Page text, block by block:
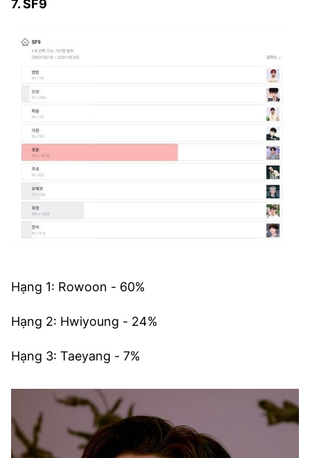
7. SF9
Hạng 1: Rowoon - 60%
Hạng 2: Hwiyoung - 24%
Hạng 3: Taeyang - 7%